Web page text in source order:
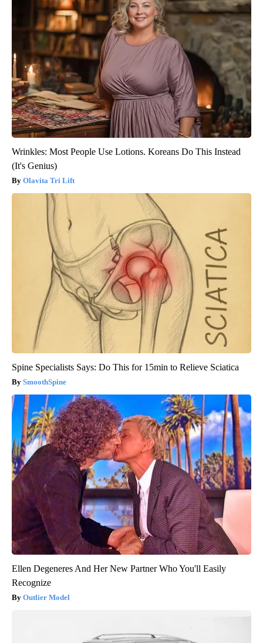
Wrinkles: Most People Use Lotions. Koreans Do This Instead
(It's Genius)
Olavita Tri Lift
Spine Specialists Says: Do This for 15min to Relieve Sciatica
SmoothSpine
Ellen Degeneres And Her New Partner Who You'll Easily
Recognize
Outlier Model